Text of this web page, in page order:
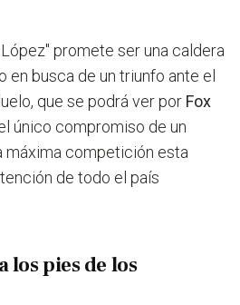
promete ser una caldera
en busca de un triunfo ante el
que se podrá ver por Fox
único compromiso de un
máxima competición esta
de todo el país
los pies de los